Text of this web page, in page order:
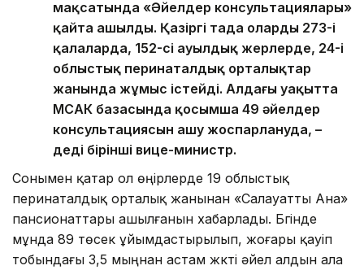
мақсатында «Әйелдер консультациялары»
қайта ашылды. Қазіргі таңда олардың 273-і
қалаларда, 152-сі ауылдық жерлерде, 24-і
облыстық перинаталдық орталықтар
жанында жұмыс істейді. Алдағы уақытта
МСАК базасында қосымша 49 әйелдер
консультациясын ашу жоспарлануда, –
деді бірінші вице-министр.
Сонымен қатар ол өңірлерде 19 облыстық
перинаталдық орталық жанынан «Салауатты Ана»
пансионаттары ашылғанын хабарлады. Бүгінде
мұнда 89 төсек ұйымдастырылып, жоғары қауіп
тобындағы 3,5 мыңнан астам жүкті әйел алдын ала